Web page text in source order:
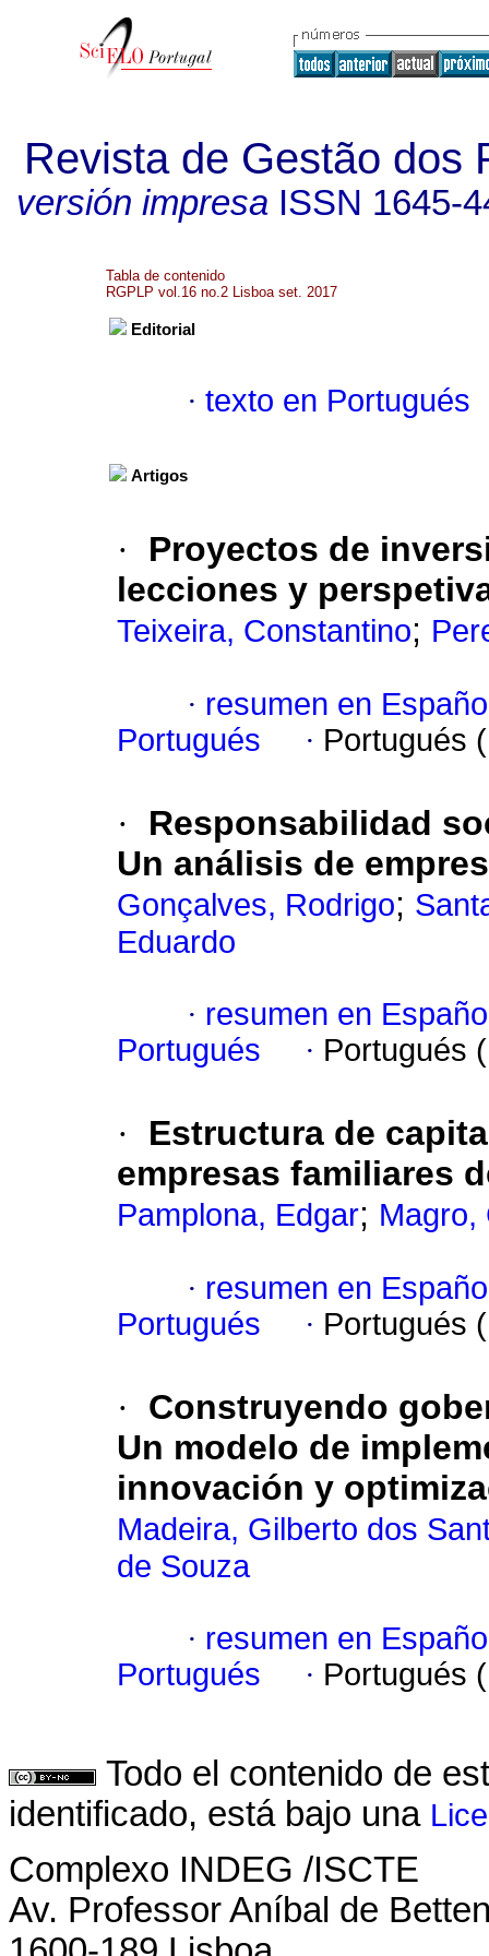
Revista de Gestão dos
versión impresaISSN 1645-
Tabla de contenido
RGPLP vol.16 no.2 Lisboa set. 2017
Editorial
· texto en Portugués
Artigos
·
Proyectos de
lecciones y
Teixeira, Constantino;
· resumen en
Portugués
· Portugués
·
Responsabilidad
Un análisis de
Gonçalves, Rodrigo;
Eduardo
· resumen en
Portugués
· Portugués
·
Estructura de
empresas familiares
Pamplona, Edgar; Magro,
· resumen en
Portugués
· Portugués
·
Construyendo
Un modelo de
innovación y
Madeira, Gilberto dos
de Souza
· resumen en
Portugués
· Portugués
Todo el contenido de
identificado, está bajo una
Complexo INDEG /ISCTE
Av. Professor Aníbal de